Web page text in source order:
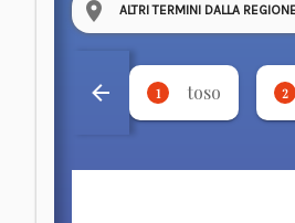
ALTRI TERMINI DALLA
1 toso 2